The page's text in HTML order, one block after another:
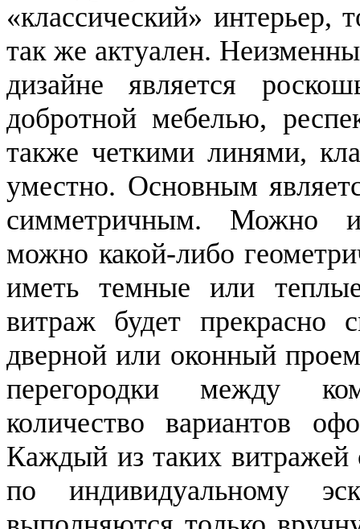
«классический» интерьер,
так же актуален.
дизайне является
добротной мебелью,
также четкими линями,
уместно. Основным
симметричным. Можно
можно какой-либо
иметь темные или
витраж будет прекрасно
дверной или оконный
перегородки между
количество вариантов
Каждый из таких витражей
по индивидуальному